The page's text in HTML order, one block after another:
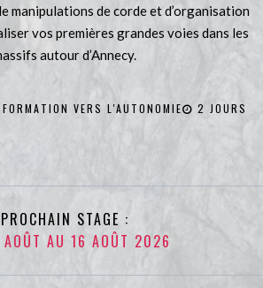
manipulations de corde et d’organisation
vos premières grandes voies dans les
autour d’Annecy.
FORMATION VERS L'AUTONOMIE 2 JOURS
PROCHAIN STAGE :
AU 16 AOÛT 2026